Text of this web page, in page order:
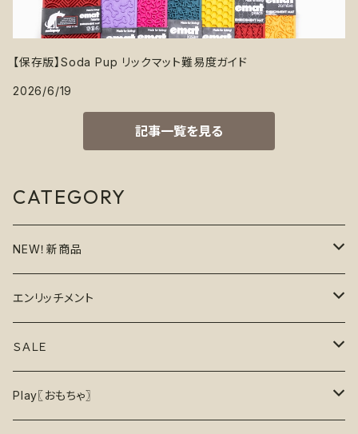
【保存版】Soda Pup リックマット難易度ガイド
2026/6/19
記事一覧を見る
CATEGORY
NEW！新商品
6月の新商品
7月の新商品
8月の新商品
エンリッチメント
フードボウル
おもちゃ
ＳＡＬＥ
割引で探す
Play〖おもちゃ〗